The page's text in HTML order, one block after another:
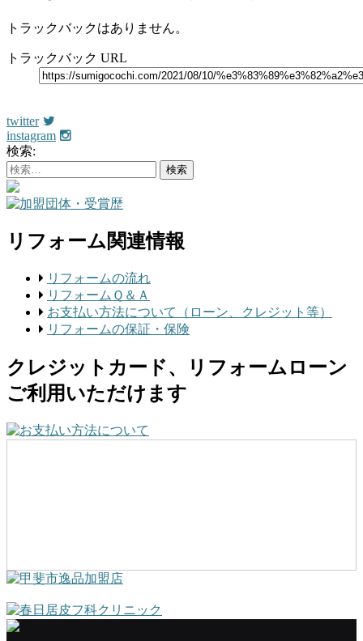
トラックバックはありません。
トラックバック URL
twitter
instagram
検索:
リフォーム関連情報
リフォームの流れ
リフォームＱ＆Ａ
お支払い方法について（ローン、クレジット等）
リフォームの保証・保険
クレジットカード、リフォームローン
ご利用いただけます